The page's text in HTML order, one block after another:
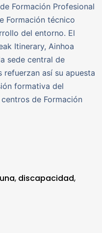
Formación Profesional
Formación técnico
del entorno. El
Itinerary, Ainhoa
sede central de
refuerzan así su apuesta
formativa del
de Formación
, discapacidad,